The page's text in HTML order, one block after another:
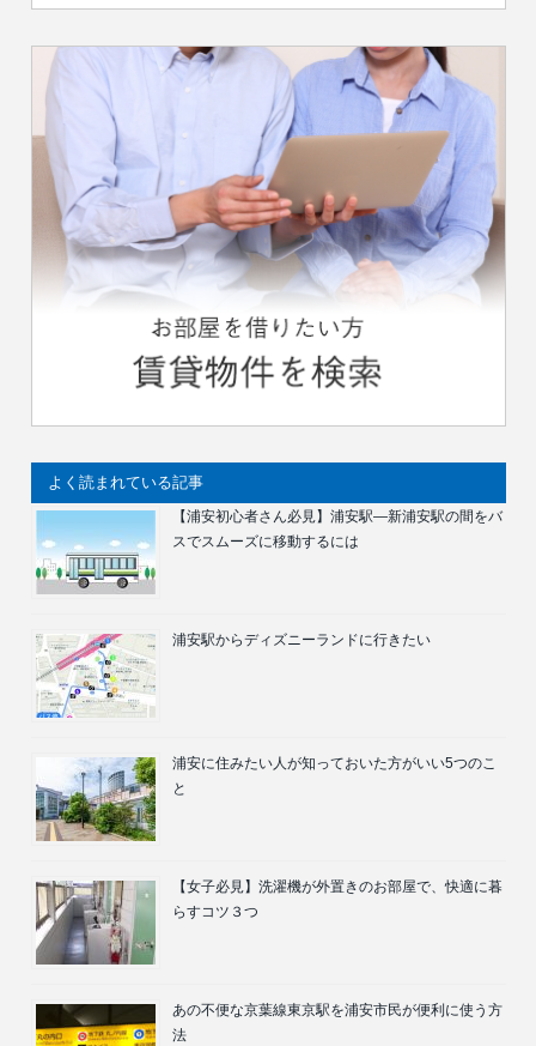
よく読まれている記事
【浦安初心者さん必見】浦安駅―新浦安駅の間をバ
スでスムーズに移動するには
浦安駅からディズニーランドに行きたい
浦安に住みたい人が知っておいた方がいい5つのこ
と
【女子必見】洗濯機が外置きのお部屋で、快適に暮
らすコツ３つ
あの不便な京葉線東京駅を浦安市民が便利に使う方
法